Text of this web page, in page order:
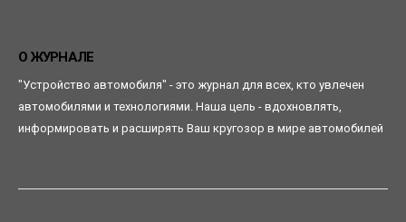
О ЖУРНАЛЕ
"Устройство автомобиля" - это журнал для всех, кто увлечен
автомобилями и технологиями. Наша цель - вдохновлять,
информировать и расширять Ваш кругозор в мире автомобилей